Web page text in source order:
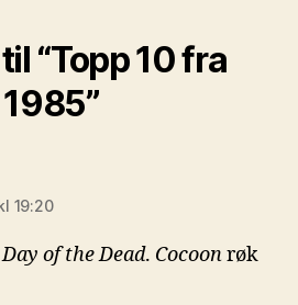
“Topp 10 fra
1985”
19:20
Day of the Dead. Cocoonrøk